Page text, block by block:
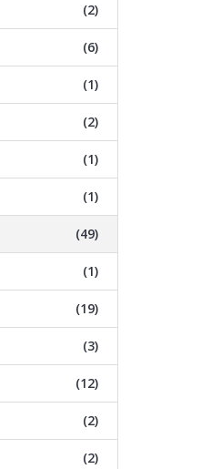
(2)
(6)
(1)
(2)
(1)
(1)
(49)
(1)
(19)
(3)
(12)
(2)
(2)